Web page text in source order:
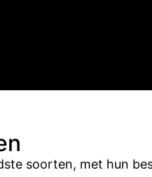
soorten, met hun